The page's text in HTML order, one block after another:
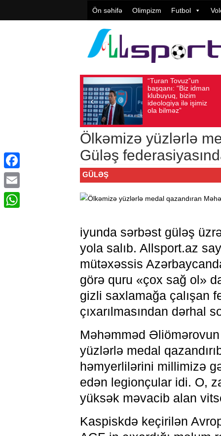
Ön səhifə Olimpizm Futbol
başqanı: “Biz idman
klubuyuq, bizim
ideologiya ilə işimiz
ola bilməz”
Vüqar
Avqust 05, 2026
Ölkəmizə yüzlərlə
Güləş
GÜLƏŞ
iyunda sərbəst güləş
yola salıb. Allsport.az
mütəxəssis
görə quru «çox sağ ol»
gizli saxlamağa çalışan
çıxarılmasından dərhal
Məhəmməd
yüzlərlə medal
həmyerlilərini millimizə
edən legionçular idi. O,
yüksək məvacib alan
Kaspiskdə keçirilən
Facebook
Email